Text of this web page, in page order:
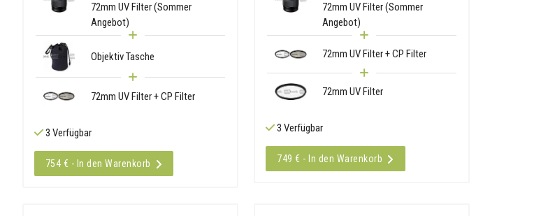
72mm UV Filter (Sommer
Angebot)
Objektiv Tasche
72mm UV Filter + CP Filter
3 Verfügbar
754 € - In den Warenkorb
72mm UV Filter (Sommer
Angebot)
72mm UV Filter + CP Filter
72mm UV Filter
3 Verfügbar
749 € - In den Warenkorb